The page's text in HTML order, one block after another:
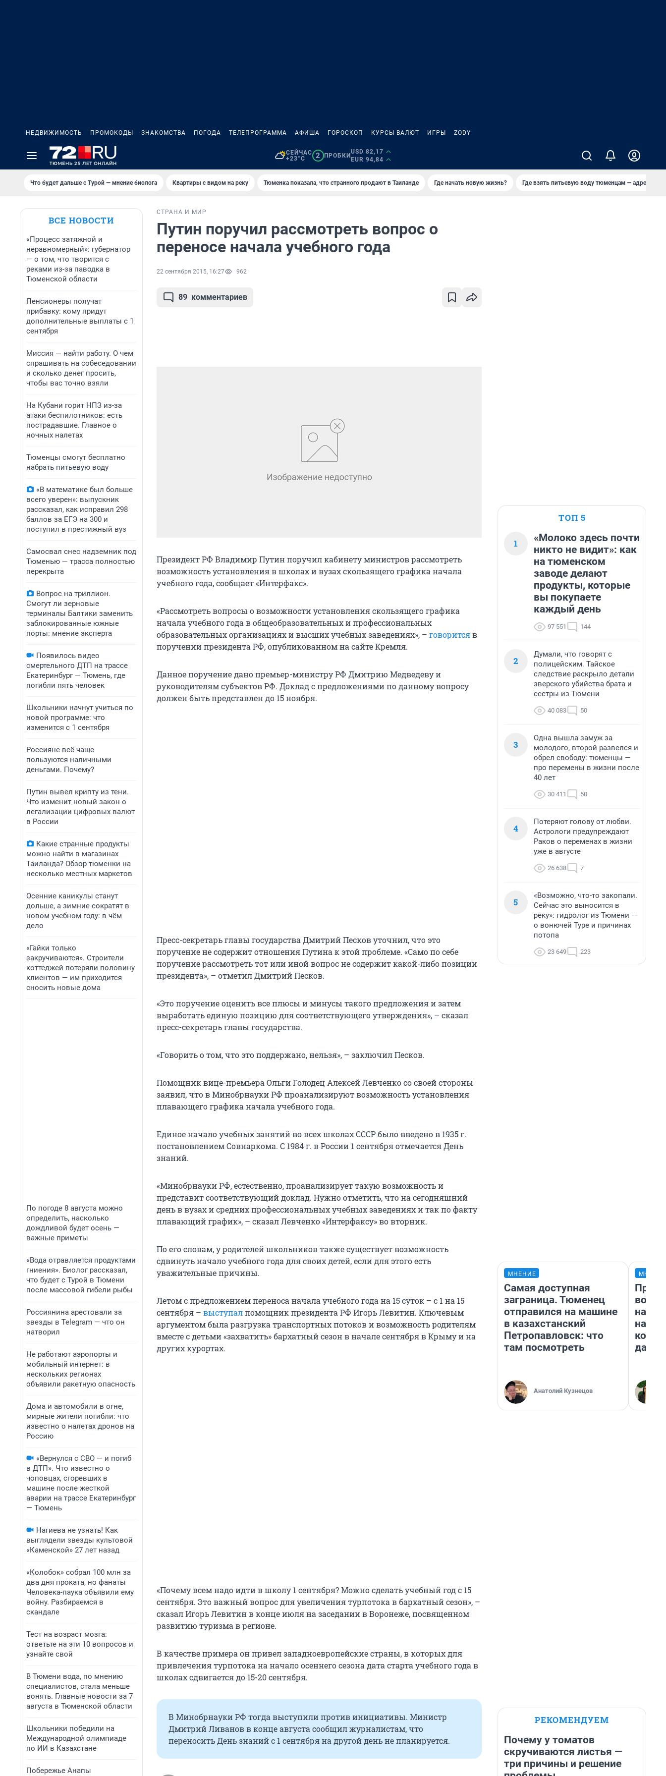
НЕДВИЖИМОСТЬ ПРОМОКОДЫ ЗНАКОМСТВА ПОГОДА ТЕЛЕПРОГРАММА АФИША ГОРОСКОП КУРСЫ ВАЛЮТ ИГРЫ ZODY
СЕЙЧАС
+23°C
2 ПРОБКИ
USD 82,17
EUR 94,84
Что будет дальше с Турой — мнение биолога Квартиры с видом на реку Тюменка показала, что странного продают в Таиланде Где начать новую жизнь? Где взять питьевую воду тюменцам — адреса
ВСЕ НОВОСТИ
«Процесс затяжной и
неравномерный»: губернатор
— о том, что творится с
реками из-за паводка в
Тюменской области
Пенсионеры получат
прибавку: кому придут
дополнительные выплаты с 1
сентября
Миссия — найти работу. О чем
спрашивать на собеседовании
и сколько денег просить,
чтобы вас точно взяли
На Кубани горит НПЗ из-за
атаки беспилотников: есть
пострадавшие. Главное о
ночных налетах
Тюменцы смогут бесплатно
набрать питьевую воду
«В математике был больше
всего уверен»: выпускник
рассказал, как исправил 298
баллов за ЕГЭ на 300 и
поступил в престижный вуз
Самосвал снес надземник под
Тюменью — трасса полностью
перекрыта
Вопрос на триллион.
Смогут ли зерновые
терминалы Балтики заменить
заблокированные южные
порты: мнение эксперта
Появилось видео
смертельного ДТП на трассе
Екатеринбург — Тюмень, где
погибли пять человек
Школьники начнут учиться по
новой программе: что
изменится с 1 сентября
Россияне всё чаще
пользуются наличными
деньгами. Почему?
Путин вывел крипту из тени.
Что изменит новый закон о
легализации цифровых валют
в России
Какие странные продукты
можно найти в магазинах
Таиланда? Обзор тюменки на
несколько местных маркетов
Осенние каникулы станут
дольше, а зимние сократят в
новом учебном году: в чём
дело
«Гайки только
закручиваются». Строители
коттеджей потеряли половину
клиентов — им приходится
сносить новые дома
По погоде 8 августа можно
определить, насколько
дождливой будет осень —
важные приметы
«Вода отравляется продуктами
гниения». Биолог рассказал,
что будет с Турой в Тюмени
после массовой гибели рыбы
Россиянина арестовали за
звезды в Telegram — что он
натворил
Не работают аэропорты и
мобильный интернет: в
нескольких регионах
объявили ракетную опасность
Дома и автомобили в огне,
мирные жители погибли: что
известно о налетах дронов на
Россию
«Вернулся с СВО — и погиб
в ДТП». Что известно о
чоповцах, сгоревших в
машине после жесткой
аварии на трассе Екатеринбург
— Тюмень
Нагиева не узнать! Как
выглядели звезды культовой
«Каменской» 27 лет назад
«Колобок» собрал 100 млн за
два дня проката, но фанаты
Человека-паука объявили ему
войну. Разбираемся в
скандале
Тест на возраст мозга:
ответьте на эти 10 вопросов и
узнайте свой
В Тюмени вода, по мнению
специалистов, стала меньше
вонять. Главные новости за 7
августа в Тюменской области
Школьники победили на
Международной олимпиаде
по ИИ в Казахстане
Побережье Анапы
СТРАНА И МИР
Путин поручил рассмотреть вопрос о
переносе начала учебного года
22 сентября 2015, 16:27 962
89 комментариев
Президент РФ Владимир Путин поручил кабинету министров рассмотреть
возможность установления в школах и вузах скользящего графика начала
учебного года, сообщает «Интерфакс».
«Рассмотреть вопросы о возможности установления скользящего графика
начала учебного года в общеобразовательных и профессиональных
образовательных организациях и высших учебных заведениях», – говоритсяв
поручении президента РФ, опубликованном на сайте Кремля.
Данное поручение дано премьер-министру РФ Дмитрию Медведеву и
руководителям субъектов РФ. Доклад с предложениями по данному вопросу
должен быть представлен до 15 ноября.
Пресс-секретарь главы государства Дмитрий Песков уточнил, что это
поручение не содержит отношения Путина к этой проблеме. «Само по себе
поручение рассмотреть тот или иной вопрос не содержит какой-либо позиции
президента», – отметил Дмитрий Песков.
«Это поручение оценить все плюсы и минусы такого предложения и затем
выработать единую позицию для соответствующего утверждения», – сказал
пресс-секретарь главы государства.
«Говорить о том, что это поддержано, нельзя», – заключил Песков.
Помощник вице-премьера Ольги Голодец Алексей Левченко со своей стороны
заявил, что в Минобрнауки РФ проанализируют возможность установления
плавающего графика начала учебного года.
Единое начало учебных занятий во всех школах СССР было введено в 1935 г.
постановлением Совнаркома. С 1984 г. в России 1 сентября отмечается День
знаний.
«Минобрнауки РФ, естественно, проанализирует такую возможность и
представит соответствующий доклад. Нужно отметить, что на сегодняшний
день в вузах и средних профессиональных учебных заведениях и так по факту
плавающий график», – сказал Левченко «Интерфаксу» во вторник.
По его словам, у родителей школьников также существует возможность
сдвинуть начало учебного года для своих детей, если для этого есть
уважительные причины.
Летом с предложением переноса начала учебного года на 15 суток – с 1 на 15
сентября – выступалпомощник президента РФ Игорь Левитин. Ключевым
аргументом была разгрузка транспортных потоков и возможность родителям
вместе с детьми «захватить» бархатный сезон в начале сентября в Крыму и на
других курортах.
«Почему всем надо идти в школу 1 сентября? Можно сделать учебный год с 15
сентября. Это важный вопрос для увеличения турпотока в бархатный сезон», –
сказал Игорь Левитин в конце июля на заседании в Воронеже, посвященном
развитию туризма в регионе.
В качестве примера он привел западноевропейские страны, в которых для
привлечения турпотока на начало осеннего сезона дата старта учебного года в
школах сдвигается до 15-20 сентября.
В Минобрнауки РФ тогда выступили против инициативы. Министр
Дмитрий Ливанов в конце августа сообщил журналистам, что
переносить День знаний с 1 сентября на другой день не планируется.
ТОП 5
1
«Молоко здесь почти
никто не видит»: как
на тюменском
заводе делают
продукты, которые
вы покупаете
каждый день
97 551 144
2
Думали, что говорят с
полицейским. Тайское
следствие раскрыло детали
зверского убийства брата и
сестры из Тюмени
40 083 50
3
Одна вышла замуж за
молодого, второй развелся и
обрел свободу: тюменцы —
про перемены в жизни после
40 лет
30 411 50
4
Потеряют голову от любви.
Астрологи предупреждают
Раков о переменах в жизни
уже в августе
26 638 7
5
«Возможно, что-то закопали.
Сейчас это выносится в
реку»: гидролог из Тюмени —
о вонючей Туре и причинах
потопа
23 649 223
МНЕНИЕ
Самая доступная
заграница. Тюменец
отправился на машине
в казахстанский
Петропавловск: что
там посмотреть
Анатолий Кузнецов
нам
даже
РЕКОМЕНДУЕМ
Почему у томатов
скручиваются листья —
три причины и решение